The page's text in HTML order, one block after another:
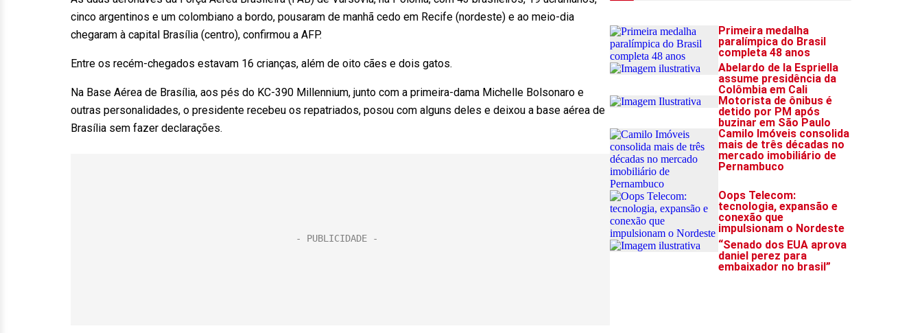
cinco argentinos e um colombiano a bordo, pousaram de manhã cedo em Recife (nordeste) e ao meio-dia
chegaram à capital Brasília (centro), confirmou a AFP.
Entre os recém-chegados estavam 16 crianças, além de oito cães e dois gatos.
Na Base Aérea de Brasília, aos pés do KC-390 Millennium, junto com a primeira-dama Michelle Bolsonaro e
outras personalidades, o presidente recebeu os repatriados, posou com alguns deles e deixou a base aérea de
Brasília sem fazer declarações.